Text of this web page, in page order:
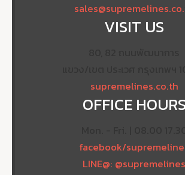
VISIT US
supremelines.co.th
OFFICE HOURS
facebook/
LINE@: @supremelines